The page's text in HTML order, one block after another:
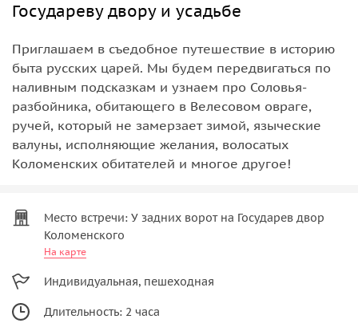
Государеву двору и усадьбе
Приглашаем в съедобное путешествие в историю
быта русских царей. Мы будем передвигаться по
наливным подсказкам и узнаем про Соловья-
разбойника, обитающего в Велесовом овраге,
ручей, который не замерзает зимой, языческие
валуны, исполняющие желания, волосатых
Коломенских обитателей и многое другое!
Место встречи: У задних ворот на Государев двор
Коломенского
На карте
Индивидуальная, пешеходная
Длительность: 2 часа